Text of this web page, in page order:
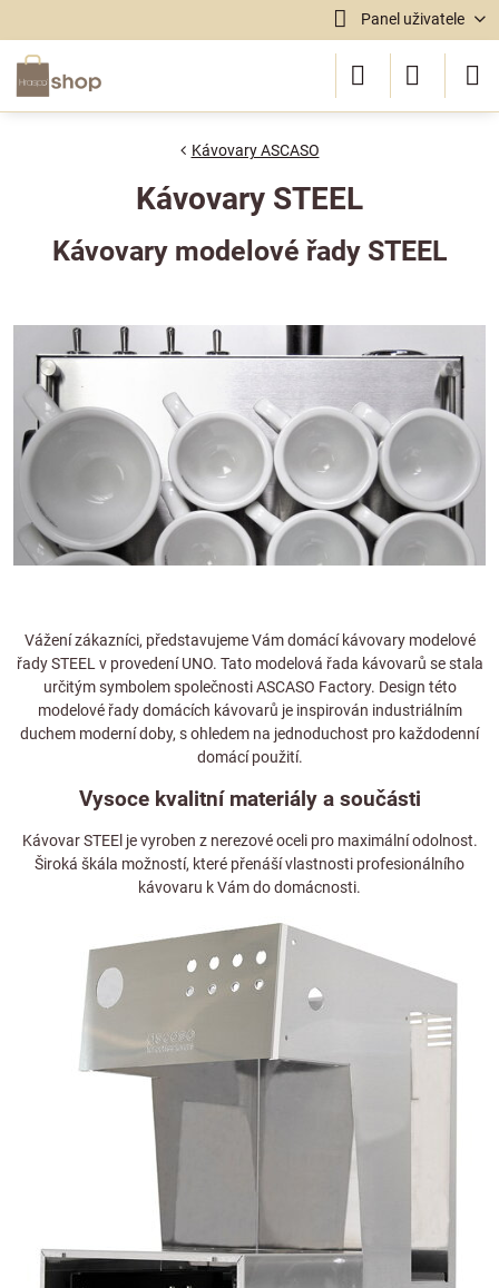
Panel uživatele
Kávovary ASCASO
Kávovary STEEL
Kávovary modelové řady STEEL
Vážení zákazníci, představujeme Vám domácí kávovary modelové
řady STEEL v provedení UNO. Tato modelová řada kávovarů se stala
určitým symbolem společnosti ASCASO Factory. Design této
modelové řady domácích kávovarů je inspirován industriálním
duchem moderní doby, s ohledem na jednoduchost pro každodenní
domácí použití.
Vysoce kvalitní materiály a součásti
Kávovar STEEl je vyroben z nerezové oceli pro maximální odolnost.
Široká škála možností, které přenáší vlastnosti profesionálního
kávovaru k Vám do domácnosti.